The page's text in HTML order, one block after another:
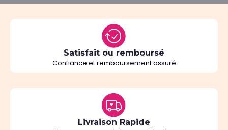
Satisfait ou remboursé
Confiance et remboursement assuré
Livraison Rapide